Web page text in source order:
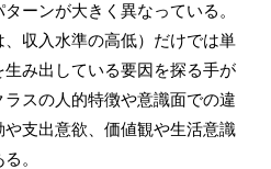
ーンが大きく異なっている。
収入水準の高低）だけでは単
み出している要因を探る手が
スの人的特徴や意識面での違
支出意欲、価値観や生活意識
。